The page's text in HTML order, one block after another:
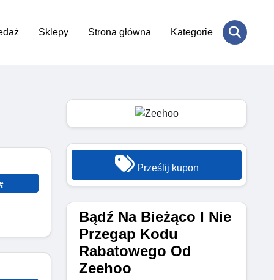
Sklepy Strona główna Kategorie
Prześlij kupon
Bądź Na Bieżąco I Nie
Przegap Kodu
Rabatowego Od
Zeehoo